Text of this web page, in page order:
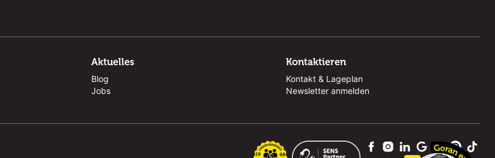
Aktuelles
Blog
Jobs
Kontaktieren
Kontakt & Lageplan
Newsletter anmelden